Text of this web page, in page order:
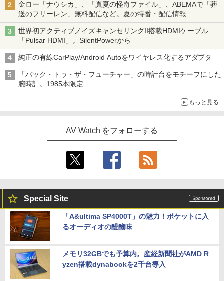
金ロー「ナウシカ」、「真夏の怪奇ファイル」、ABEMAで「葬
送のフリーレン」無料配信など。夏の特番・配信情報
世界初アクティブノイズキャンセリングII搭載HDMIケーブル
「Pulsar HDMI」。SilentPowerから
純正の有線CarPlay/Android Autoをワイヤレス化するアダプタ
「バック・トゥ・ザ・フューチャー」の時計台をモチーフにした
腕時計。1985本限定
もっと見る
AV Watch をフォローする
Special Site
「A&ultima SP4000T」の魅力！ポケットに入
るオーディオの醍醐味
メモリ32GBでも予算内。産経新聞社がAMD R
yzen搭載dynabookを2千台導入